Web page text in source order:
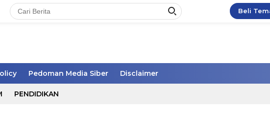
Beli
Pedoman Media Siber Disclaimer
PENDIDIKAN